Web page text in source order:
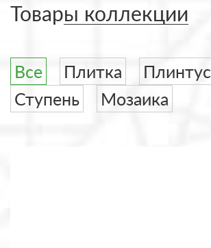
Товары коллекции
Все Плитка
Плинтус
Ступень
Мозаика